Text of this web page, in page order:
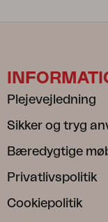
Plejevejledning
Sikker og tryg
Bæredygtige
Privatlivspolitik
Cookiepolitik